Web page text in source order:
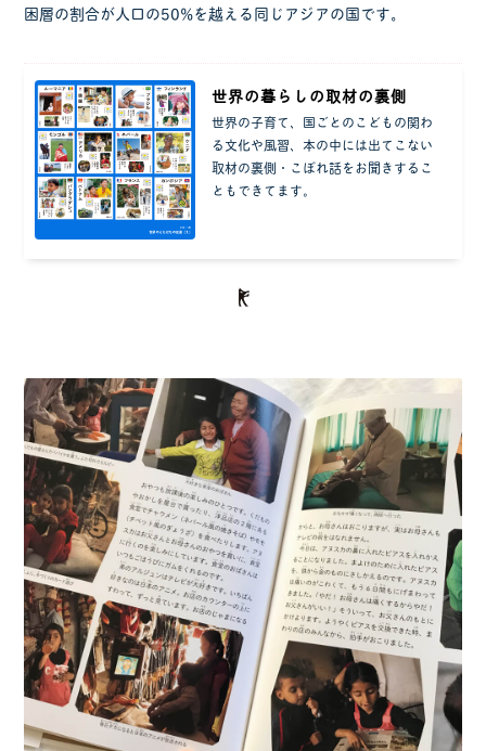
困層の割合が人口の50%を越える同じアジアの国です。
世界の暮らしの取材の裏側
世界の子育て、国ごとのこどもの関わ
る文化や風習、本の中には出てこない
取材の裏側・こぼれ話をお聞きするこ
ともできてます。